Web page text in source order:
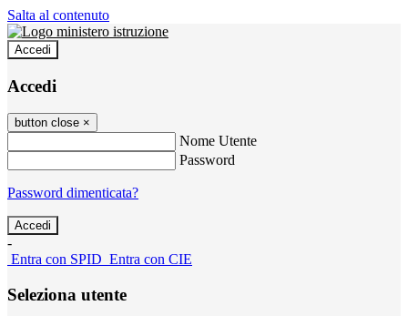
Salta al contenuto
Accedi
Accedi
button close ×
Nome Utente
Password
Password dimenticata?
-
Entra con SPID Entra con CIE
Seleziona utente